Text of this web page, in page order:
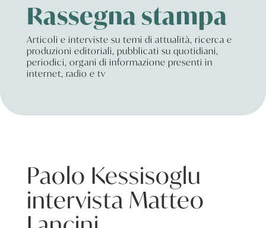
Rassegna stampa
Articoli e interviste su temi di attualità, ricerca e
produzioni editoriali, pubblicati su quotidiani,
periodici, organi di informazione presenti in
internet, radio e tv
Paolo Kessisoglu
intervista Matteo